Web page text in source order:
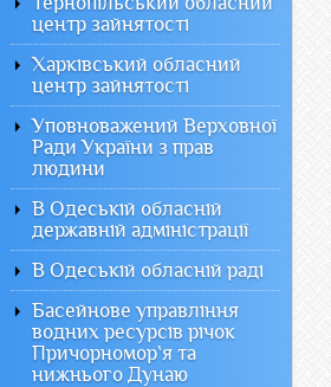
центр зайнятості
Харківський обласний
центр зайнятості
Уповноважений Верховної
Ради України з прав
людини
В Одеській обласній
державній адміністрації
В Одеській обласній раді
Басейнове управління
водних ресурсів річок
Причорномор`я та
нижнього Дунаю